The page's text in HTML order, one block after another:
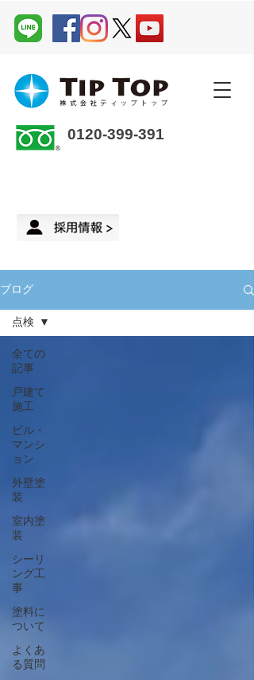
0120-399-391
ブログ
全ての
記事
戸建て
施工
ビル・
マンシ
ョン
外壁塗
装
室内塗
装
シーリ
ング工
事
塗料に
ついて
よくあ
る質問
点検